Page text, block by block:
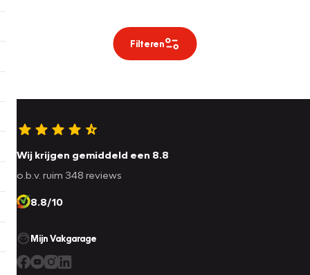
Filteren
Wij krijgen gemiddeld een 8.8
o.b.v. ruim 348 reviews
8.8/10
Mijn Vakgarage